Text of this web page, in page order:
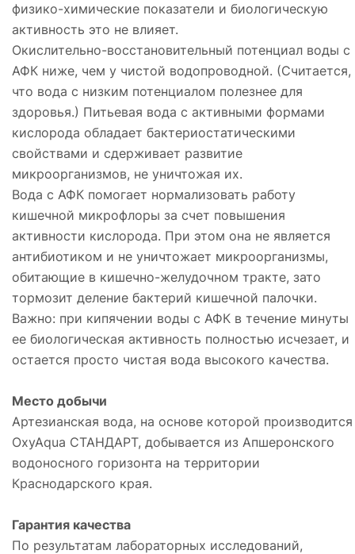
физико-химические показатели и биологическую
активность это не влияет.
Окислительно-восстановительный потенциал воды с
АФК ниже, чем у чистой водопроводной. (Считается,
что вода с низким потенциалом полезнее для
здоровья.) Питьевая вода с активными формами
кислорода обладает бактериостатическими
свойствами и сдерживает развитие
микроорганизмов, не уничтожая их.
Вода с АФК помогает нормализовать работу
кишечной микрофлоры за счет повышения
активности кислорода. При этом она не является
антибиотиком и не уничтожает микроорганизмы,
обитающие в кишечно-желудочном тракте, зато
тормозит деление бактерий кишечной палочки.
Важно: при кипячении воды с АФК в течение минуты
ее биологическая активность полностью исчезает, и
остается просто чистая вода высокого качества.
Место добычи
Артезианская вода, на основе которой производится
OxyAqua СТАНДАРТ, добывается из Апшеронского
водоносного горизонта на территории
Краснодарского края.
Гарантия качества
По результатам лабораторных исследований,